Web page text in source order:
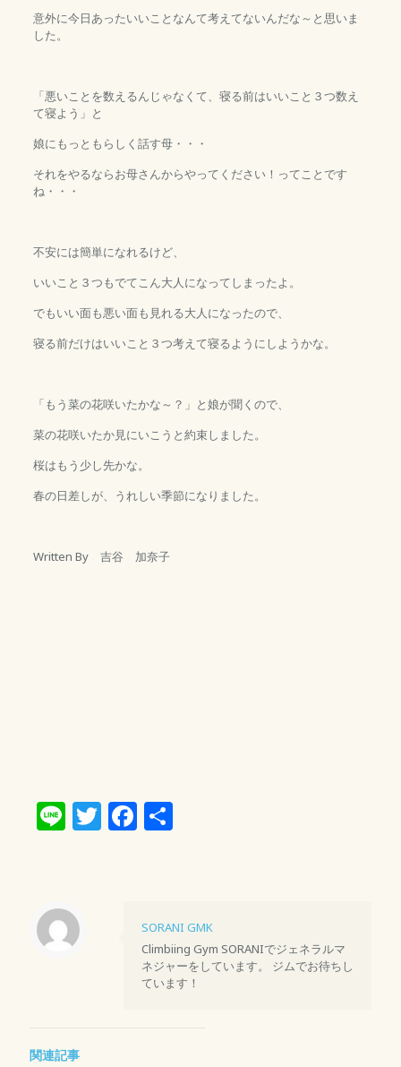
意外に今日あったいいことなんて考えてないんだな～と思いま
した。
「悪いことを数えるんじゃなくて、寝る前はいいこと３つ数え
て寝よう」と
娘にもっともらしく話す母・・・
それをやるならお母さんからやってください！ってことです
ね・・・
不安には簡単になれるけど、
いいこと３つもでてこん大人になってしまったよ。
でもいい面も悪い面も見れる大人になったので、
寝る前だけはいいこと３つ考えて寝るようにしようかな。
「もう菜の花咲いたかな～？」と娘が聞くので、
菜の花咲いたか見にいこうと約束しました。
桜はもう少し先かな。
春の日差しが、うれしい季節になりました。
Written By 吉谷 加奈子
LineTwitter
Facebook
共
SORANI GMK
Climbiing Gym SORANIでジェネラルマ
ネジャーをしています。 ジムでお待ちし
ています！
関連記事